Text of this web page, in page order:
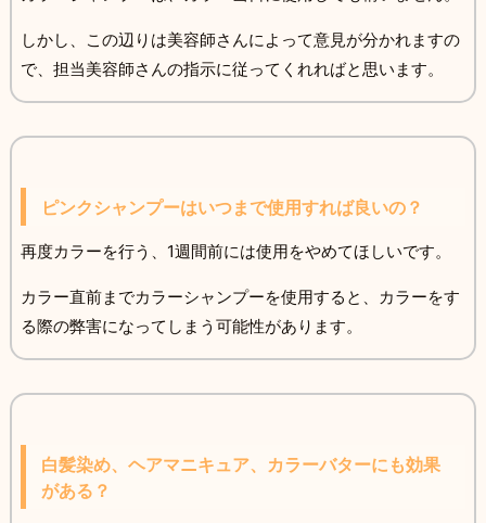
しかし、この辺りは美容師さんによって意見が分かれますの
で、担当美容師さんの指示に従ってくれればと思います。
ピンクシャンプーはいつまで使用すれば良いの？
再度カラーを行う、1週間前には使用をやめてほしいです。
カラー直前までカラーシャンプーを使用すると、カラーをす
る際の弊害になってしまう可能性があります。
白髪染め、ヘアマニキュア、カラーバターにも効果
がある？